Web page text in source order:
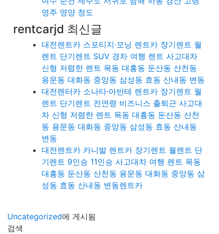
영주 영양 청도
rentcarjd 최신글
대전렌트카 스포티지·모닝 렌트카 장기렌트 월
렌트 단기렌트 SUV 경차 여행 렌트 사고대차
신형 저렴한 렌트 목동 대흥동 둔산동 산천동
용문동 대화동 중앙동 삼성동 효동 산내동 변동
대전렌터카 소나타·아반테 렌트카 장기렌트 월
렌트 단기렌트 전연령 비즈니스 출퇴근 사고대
차 신형 저렴한 렌트 목동 대흥동 둔산동 산천
동 용문동 대화동 중앙동 삼성동 효동 산내동
변동
대전렌트카 카니발 렌트카 장기렌트 월렌트 단
기렌트 9인승 11인승 사고대차 여행 렌트 목동
대흥동 둔산동 산천동 용문동 대화동 중앙동 삼
성동 효동 산내동 변동렌트카
Uncategorized에 게시됨
검색